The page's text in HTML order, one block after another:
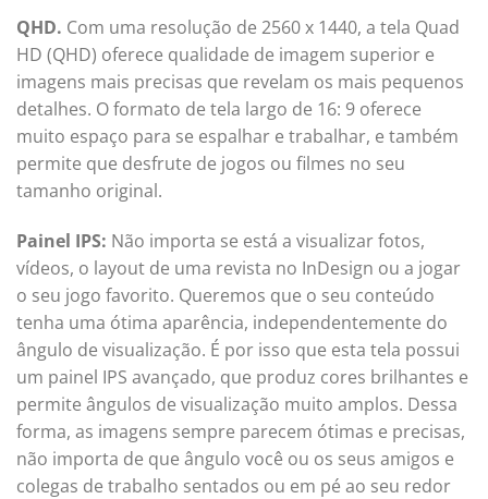
QHD. Com uma resolução de 2560 x 1440, a tela Quad
HD (QHD) oferece qualidade de imagem superior e
imagens mais precisas que revelam os mais pequenos
detalhes. O formato de tela largo de 16: 9 oferece
muito espaço para se espalhar e trabalhar, e também
permite que desfrute de jogos ou filmes no seu
tamanho original.
Painel IPS: Não importa se está a visualizar fotos,
vídeos, o layout de uma revista no InDesign ou a jogar
o seu jogo favorito. Queremos que o seu conteúdo
tenha uma ótima aparência, independentemente do
ângulo de visualização. É por isso que esta tela possui
um painel IPS avançado, que produz cores brilhantes e
permite ângulos de visualização muito amplos. Dessa
forma, as imagens sempre parecem ótimas e precisas,
não importa de que ângulo você ou os seus amigos e
colegas de trabalho sentados ou em pé ao seu redor